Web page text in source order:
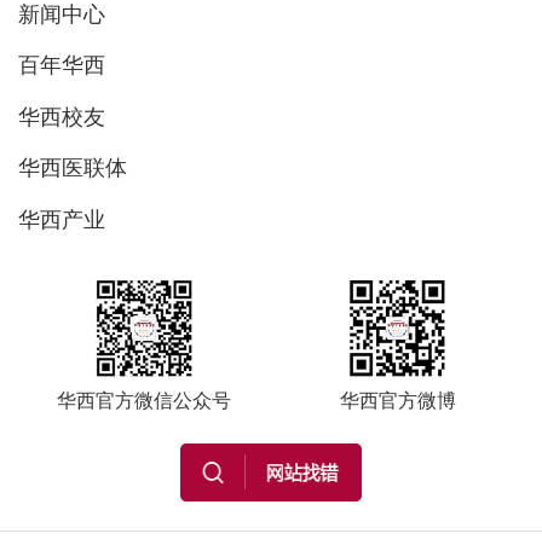
新闻中心
百年华西
华西校友
华西医联体
华西产业
华西官方微信公众号 华西官方微博